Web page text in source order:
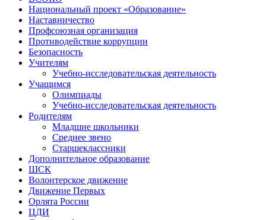
Национальный проект «Образование»
Наставничество
Профсоюзная организация
Противодействие коррупции
Безопасность
Учителям
Учебно-исследовательская деятельность
Учащимся
Олимпиады
Учебно-исследовательская деятельность
Родителям
Младшие школьники
Среднее звено
Старшеклассники
Дополнительное образование
ШСК
Волонтерское движение
Движение Первых
Орлята России
ЦДИ